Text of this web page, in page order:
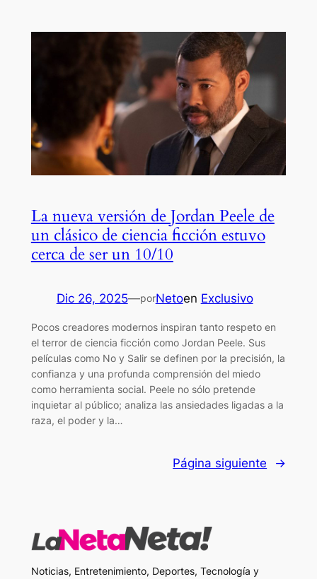
La nueva versión de Jordan Peele de
un clásico de ciencia ficción estuvo
cerca de ser un 10/10
Dic 26, 2025—porNetoen Exclusivo
Pocos creadores modernos inspiran tanto respeto en
el terror de ciencia ficción como Jordan Peele. Sus
películas como No y Salir se definen por la precisión, la
confianza y una profunda comprensión del miedo
como herramienta social. Peele no sólo pretende
inquietar al público; analiza las ansiedades ligadas a la
raza, el poder y la…
Página siguiente →
Noticias, Entretenimiento, Deportes, Tecnología y